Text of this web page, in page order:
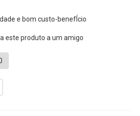
e bom custo-benefÍcio
este produto a um amigo